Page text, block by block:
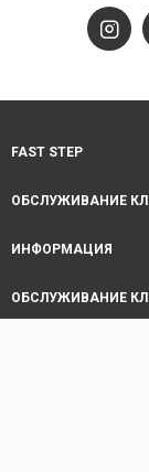
FAST STEP
ОБСЛУЖИВАНИЕ
ИНФОРМАЦИЯ
ОБСЛУЖИВАНИЕ